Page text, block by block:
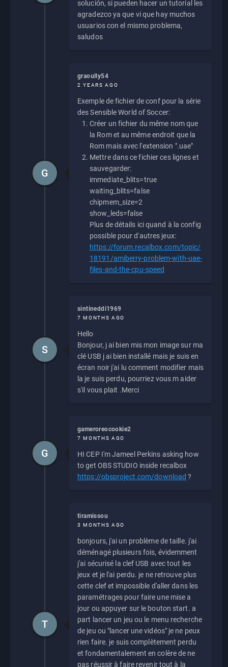
solución, si pueden hacer un tutorial les
agradezco ya que vi que hay muchos
usuarios con el mismo problema,
saludos
graoully54
2 YEARS AGO
Exemple de fichier de conf pour la série
des Sensible World of Soccer:
Créer un fichier du même nom que
la Rom et au même endroit que la
Rom mais avec l'extension ".uae"
Mettre dans ce fichier ces lignes et
sauvegarder:
immediate_blits=true
waiting_blits=false
chipmem_size=2
show_leds=false
Plus de détails ici quand à la config
possible pour d'autres jeux:
https://forum.recalbox.com/topic/
18191/amiberry-problem-with-uae-
files-and-the-cpu-speed
G
sintineddi1969
7 MONTHS AGO
Hello
Bonjour, j ai bien mis mon image sur ma
clé USB j ai bien installé mais je suis en
écran noir j'ai lu comment modifier mais
la je suis perdu, pourriez vous m aider
s'il vous plait .Merci
S
gameroreocookie2
7 MONTHS AGO
HI CEP I'm Jameel Perkins asking how
to get OBS STUDIO inside recalbox
https://obsproject.com/download ?
G
tiramissou
3 MONTHS AGO
bonjours, j'ai un problème de taille. j'ai
déménagé plusieurs fois, évidemment
j'ai sécurisé la clef USB avec tout les
jeux et je l'ai perdu. je ne retrouve plus
cette clef et impossible d'aller dans les
paramétrages pour faire une mise a
jour ou appuyer sur le bouton start. a
part lancer un jeu ou le menu recherche
de jeu ou "lancer une vidéos" je ne peux
rien faire. je suis complètement perdu
et fondamentalement en colère de ne
pas réussir à faire revenir tout à la
T